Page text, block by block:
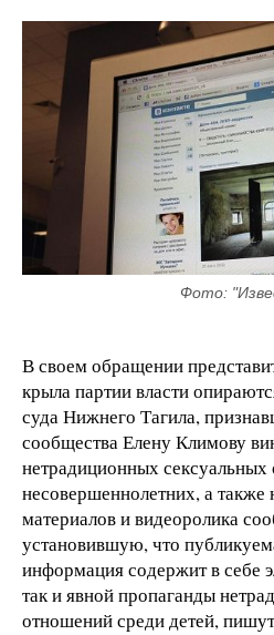
Фото:
В своем обращении
крыла партии власти
суда Нижнего Тагила,
сообщества Елену Климову
нетрадиционных
несовершеннолетних, а также
материалов и видеоролика
установившую, что
информация содержит в себе
так и явной пропаганды
отношений среди детей,